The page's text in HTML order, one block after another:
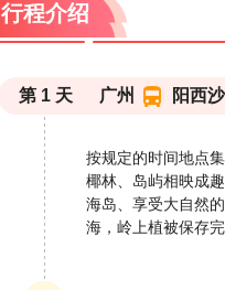
行程介绍
第 1 天 广州 阳西
按规定的时间地点
椰林、岛屿相映成
海岛、享受大自然
海，岭上植被保存